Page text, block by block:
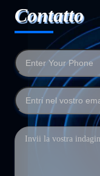
Contatto